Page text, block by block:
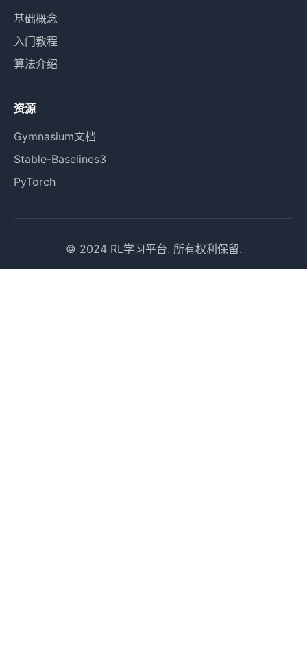
基础概念
入门教程
算法介绍
资源
Gymnasium文档
Stable-Baselines3
PyTorch
© 2024 RL学习平台. 所有权利保留.